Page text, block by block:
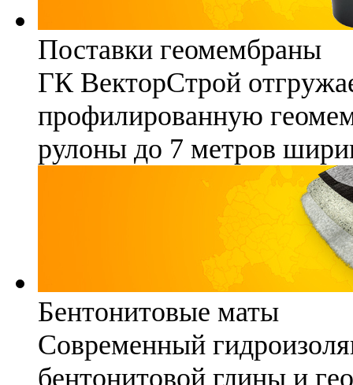
Поставки геомембраны
ГК ВекторСтрой
профилированную
рулоны до 7 метров
Бентонитовые маты
Современный
бентонитовой глины и